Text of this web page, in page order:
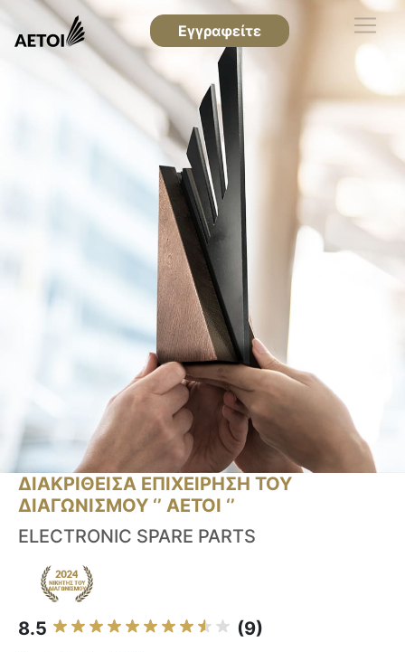
Εγγραφείτε
ΔΙΑΚΡΙΘΕΙΣΑ ΕΠΙΧΕΙΡΗΣΗ ΤΟΥ
ΔΙΑΓΩΝΙΣΜΟΥ ‘’ ΑΕΤΟΙ ‘’
ELECTRONIC SPARE PARTS
8.5 (9)